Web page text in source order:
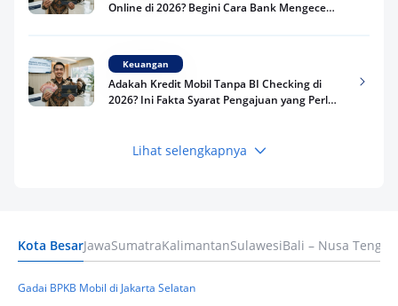
Online di 2026? Begini Cara Bank Mengecek
Keuangan
Adakah Kredit Mobil Tanpa BI Checking di
2026? Ini Fakta Syarat Pengajuan yang Perlu
Keuangan
Keuangan
Masuk BI Checking? Simak Peraturan
Lihat selengkapnya
Kota BesarJawaSumatraKalimantanSulawesiBali – Nusa
Gadai BPKB Mobil di Jakarta Selatan